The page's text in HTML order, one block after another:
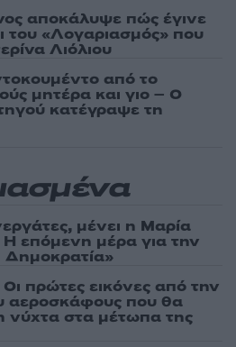
αποκάλυψε πώς έγινε
του «Λογαριασμός» που
Λιόλιου
από το
μητέρα και γιο – Ο
κατέγραψε τη
μένει η Μαρία
επόμενη μέρα για την
Δημοκρατία»
πρώτες εικόνες από την
αεροσκάφους που θα
νύχτα στα μέτωπα της